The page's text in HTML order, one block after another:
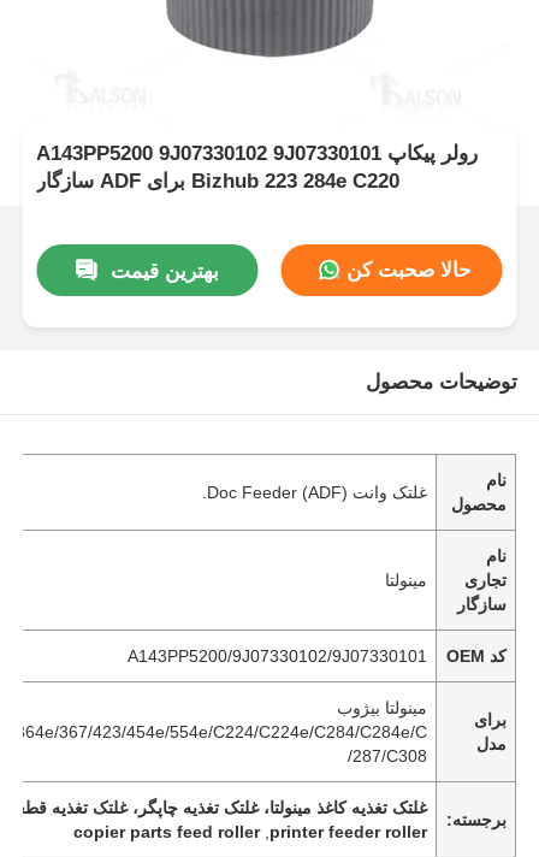
A143PP5200 9J07330102 9J07330101 رولر پیکاپ
سازگار ADF برای Bizhub 223 284e C220
بهترین قیمت حالا صحبت کن
توضیحات محصول
نام
محصول
غلتک وانت Doc Feeder (ADF).
نام
تجاری
سازگار
مینولتا
کد OEM A143PP5200/9J07330102/9J07330101
برای
مدل
مینولتا بیژوب
364e/367/423/454e/554e/C224/C224e/C284/C284e/C
287/C308/
برجسته:
غلتک تغذیه کاغذ مینولتا، غلتک تغذیه چاپگر، غلتک تغذیه
printer feeder roller
,
copier parts feed roller